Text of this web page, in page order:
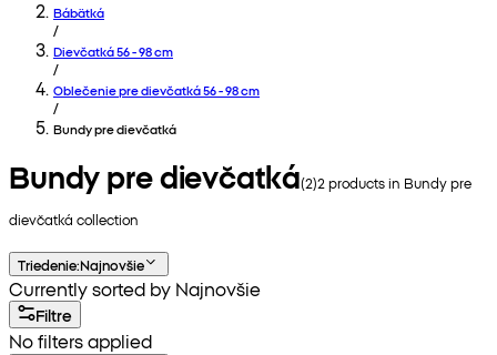
Bábätká
/
Dievčatká 56 - 98 cm
/
Oblečenie pre dievčatká 56 - 98 cm
/
Bundy pre dievčatká
Bundy pre dievčatká(2)2products in Bundy pre
dievčatká collection
Triedenie:Najnovšie
Currently sorted by Najnovšie
Filtre
No filters applied